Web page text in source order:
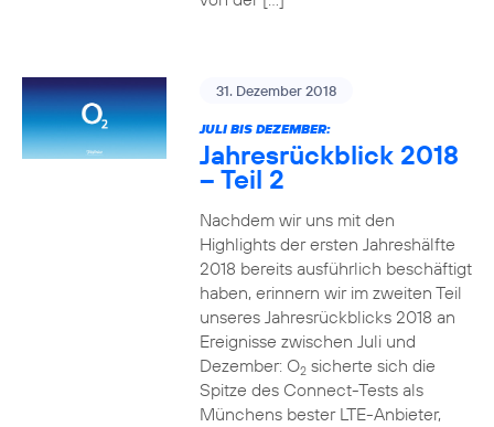
31. Dezember 2018
JULI BIS DEZEMBER:
Jahresrückblick 2018
– Teil 2
Nachdem wir uns mit den
Highlights der ersten Jahreshälfte
2018 bereits ausführlich beschäftigt
haben, erinnern wir im zweiten Teil
unseres Jahresrückblicks 2018 an
Ereignisse zwischen Juli und
Dezember: O2sicherte sich die
Spitze des Connect-Tests als
Münchens bester LTE-Anbieter,